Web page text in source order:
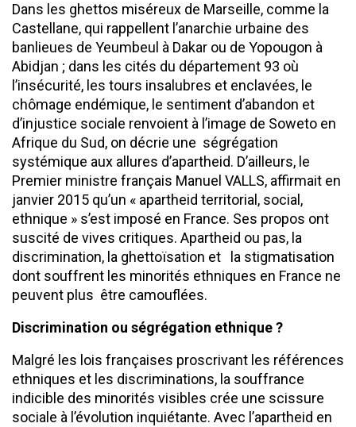
Dans les ghettos miséreux de Marseille, comme la
Castellane, qui rappellent l’anarchie urbaine des
banlieues de Yeumbeul à Dakar ou de Yopougon à
Abidjan ; dans les cités du département 93 où
l’insécurité, les tours insalubres et enclavées, le
chômage endémique, le sentiment d’abandon et
d’injustice sociale renvoient à l’image de Soweto en
Afrique du Sud, on décrie une ségrégation
systémique aux allures d’apartheid. D’ailleurs, le
Premier ministre français Manuel VALLS, affirmait en
janvier 2015 qu’un « apartheid territorial, social,
ethnique » s’est imposé en France. Ses propos ont
suscité de vives critiques. Apartheid ou pas, la
discrimination, la ghettoïsation et la stigmatisation
dont souffrent les minorités ethniques en France ne
peuvent plus être camouflées.
Discrimination ou ségrégation ethnique ?
Malgré les lois françaises proscrivant les références
ethniques et les discriminations, la souffrance
indicible des minorités visibles crée une scissure
sociale à l’évolution inquiétante. Avec l’apartheid en